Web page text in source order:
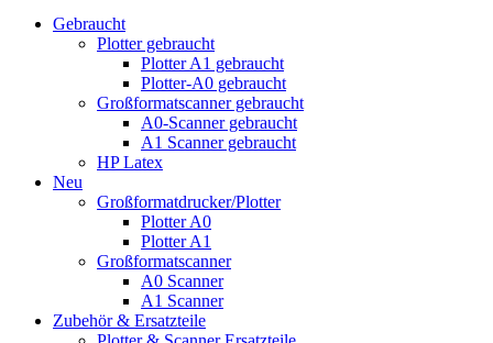
Gebraucht
Plotter gebraucht
Plotter A1 gebraucht
Plotter-A0 gebraucht
Großformatscanner gebraucht
A0-Scanner gebraucht
A1 Scanner gebraucht
HP Latex
Neu
Großformatdrucker/Plotter
Plotter A0
Plotter A1
Großformatscanner
A0 Scanner
A1 Scanner
Zubehör & Ersatzteile